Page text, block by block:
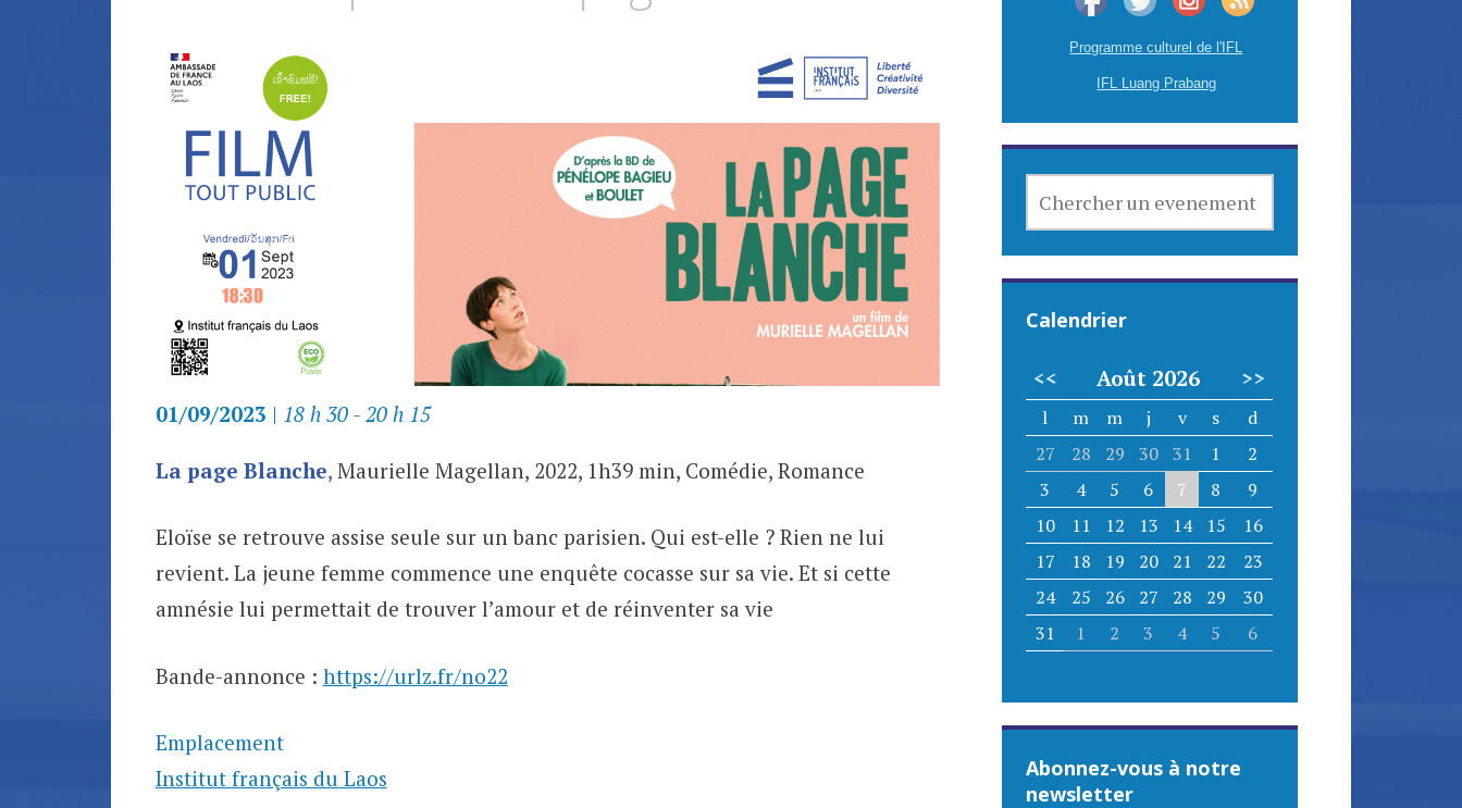
01/09/2023 | 18 h 30 - 20 h 15
La page Blanche, Maurielle Magellan, 2022, 1h39 min, Comédie, Romance
Eloïse se retrouve assise seule sur un banc parisien. Qui est-elle ? Rien ne lui
revient. La jeune femme commence une enquête cocasse sur sa vie. Et si cette
amnésie lui permettait de trouver l’amour et de réinventer sa vie
Bande-annonce : https://urlz.fr/no22
Emplacement
Institut français du Laos
Programme culturel de l'IFL
IFL Luang Prabang
UN
Calendrier
<< Août 2026 >>
l m m j v s
d
27
28 29 30 31 1
2
3
4 5 6 7 8
9
10
11 12 13 14 15
16
17
18 19 20 21 22
23
24
25 26 27 28 29
30
31
1 2 3 4 5 6
Abonnez-vous à notre
newsletter